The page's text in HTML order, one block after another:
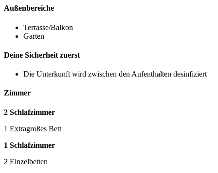
Außenbereiche
Terrasse/Balkon
Garten
Deine Sicherheit zuerst
Die Unterkunft wird zwischen den Aufenthalten desinfiziert
Zimmer
2 Schlafzimmer
1 Extragroßes Bett
1 Schlafzimmer
2 Einzelbetten